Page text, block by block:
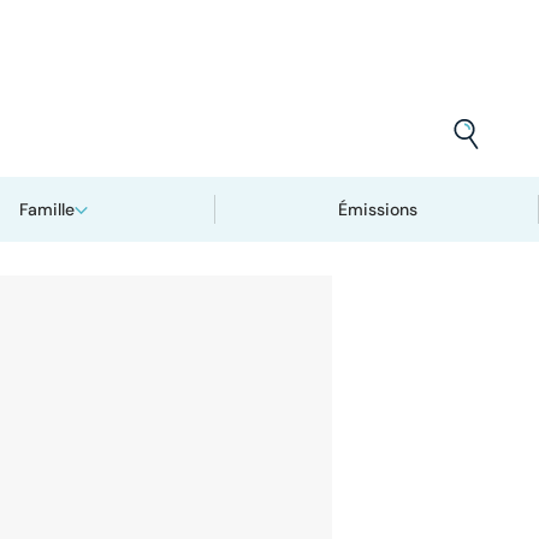
Famille Émissions